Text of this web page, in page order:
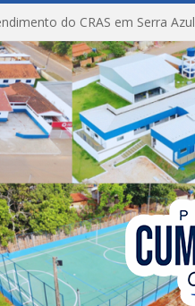
do CRAS em Serra Azul